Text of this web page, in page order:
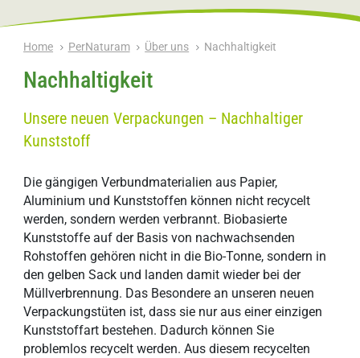
Home PerNaturam Über uns Nachhaltigkeit
Nachhaltigkeit
Unsere neuen Verpackungen – Nachhaltiger
Kunststoff
Die gängigen Verbundmaterialien aus Papier,
Aluminium und Kunststoffen können nicht recycelt
werden, sondern werden verbrannt. Biobasierte
Kunststoffe auf der Basis von nachwachsenden
Rohstoffen gehören nicht in die Bio-Tonne, sondern in
den gelben Sack und landen damit wieder bei der
Müllverbrennung. Das Besondere an unseren neuen
Verpackungstüten ist, dass sie nur aus einer einzigen
Kunststoffart bestehen. Dadurch können Sie
problemlos recycelt werden. Aus diesem recycelten